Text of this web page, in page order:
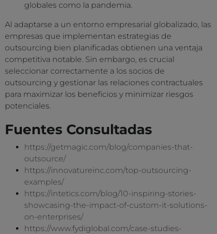
globales como la pandemia.
Al adaptarse a un entorno empresarial globalizado, las
empresas que implementan estrategias de
outsourcing bien planificadas obtienen una ventaja
competitiva notable. Sin embargo, es crucial
seleccionar correctamente a los socios de
outsourcing y gestionar las relaciones contractuales
para maximizar los beneficios y minimizar riesgos
potenciales.
Fuentes Consultadas
https://getmagic.com/blog/companies-that-
outsource/
https://innovatureinc.com/top-outsourcing-
examples/
https://intetics.com/blog/10-inspiring-stories-
showcasing-the-impact-of-custom-it-solutions-
on-enterprises/
https://www.fydiglobal.com/case-studies-